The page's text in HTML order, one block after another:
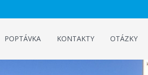
POPTÁVKA KONTAKTY OTÁZKY